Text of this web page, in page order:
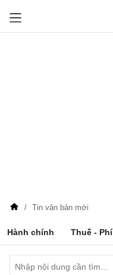
Tin văn bản mới
Hành chính Thuế - Phí